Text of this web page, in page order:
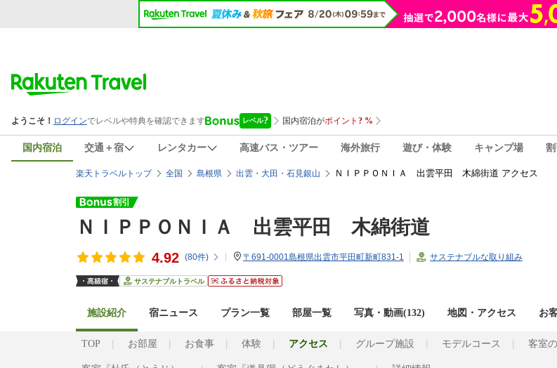
国内宿泊 交通＋宿 レンタカー 高速バス・ツアー 海外旅行 遊び・体験 キャンプ場
楽天トラベルトップ 全国 島根県 出雲・大田・石見銀山 ＮＩＰＰＯＮＩＡ 出雲平田 木綿街道 アクセス
ＮＩＰＰＯＮＩＡ 出雲平田 木綿街道
4.92 (80件) 〒691-0001島根県出雲市平田町新町831-1 サステナブルな取り組み
サステナブルトラベル
施設紹介 宿ニュース プラン一覧 部屋一覧 写真・動画(132) 地図・アクセス お
TOP お部屋 お食事 体験 アクセス グループ施設 モデルコース 客室